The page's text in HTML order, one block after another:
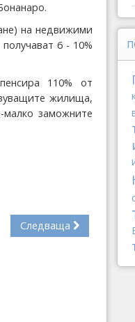
на недвижими
6 - 10%
110% от
жилища,
заможните
Следваща